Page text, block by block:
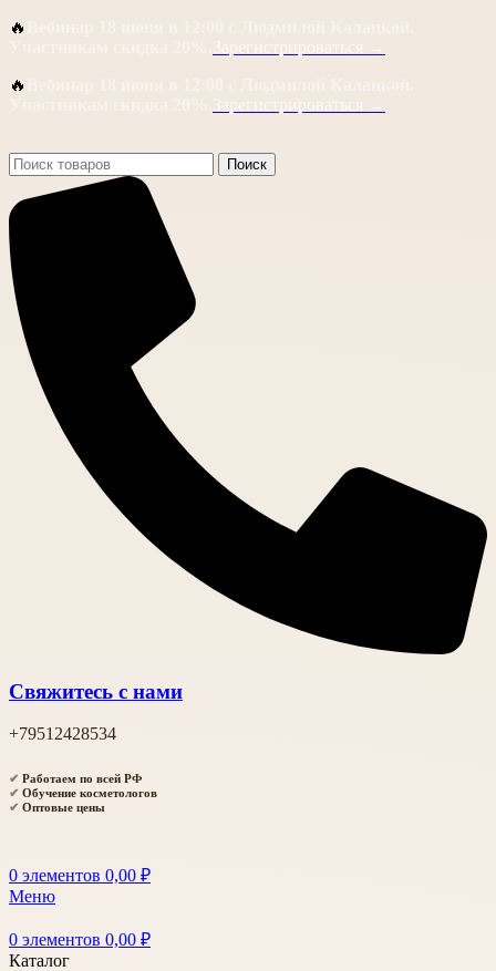
🔥
Зарегистрироваться →
🔥
Зарегистрироваться →
Поиск
Свяжитесь с нами
+79512428534
✔ Работаем по всей РФ
✔ Обучение косметологов
✔ Оптовые цены
0 элементов 0,00 ₽
Меню
0 элементов 0,00 ₽
Каталог